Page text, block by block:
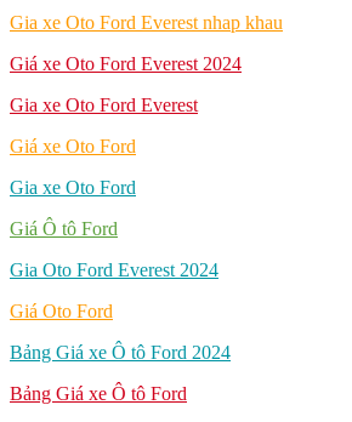
Gia xe Oto Ford Everest nhap khau
Giá xe Oto Ford Everest 2024
Gia xe Oto Ford Everest
Giá xe Oto Ford
Gia xe Oto Ford
Giá Ô tô Ford
Gia Oto Ford Everest 2024
Giá Oto Ford
Bảng Giá xe Ô tô Ford 2024
Bảng Giá xe Ô tô Ford